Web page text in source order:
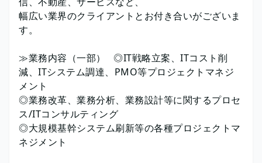
幅広い業界のクライアントとお付き合いがございま
す。
≫業務内容（一部） ◎IT戦略立案、ITコスト削
減、ITシステム調達、PMO等プロジェクトマネジ
メント
◎業務改革、業務分析、業務設計等に関するプロセ
ス/ITコンサルティング
◎大規模基幹システム刷新等の各種プロジェクトマ
ネジメント